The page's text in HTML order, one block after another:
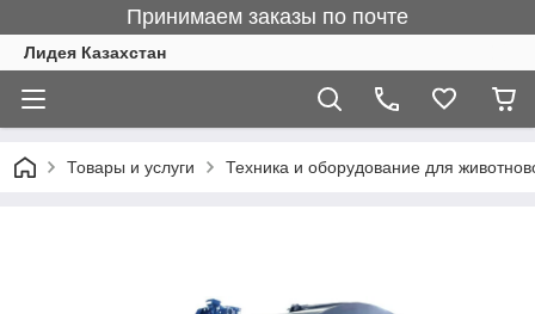
Принимаем заказы по почте
Лидея Казахстан
Товары и услуги Техника и оборудование для